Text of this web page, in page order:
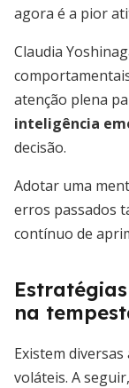
agora é a pior
Claudia
atenção plena
inteligência
decisão.
Adotar uma
erros passados
contínuo de
na
Existem
voláteis. A